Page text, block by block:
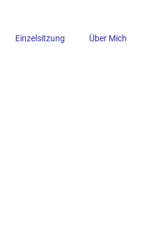
Einzelsitzung Über Mich